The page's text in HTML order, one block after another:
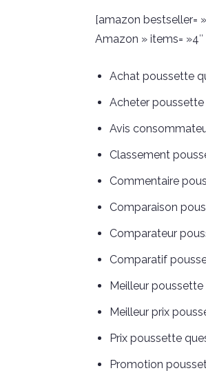
[amazon bestseller=
Amazon » items=
Achat poussette
Acheter
Avis
Classement
Commentaire
Comparaison
Comparateur
Comparatif
Meilleur
Meilleur prix
Prix poussette
Promotion